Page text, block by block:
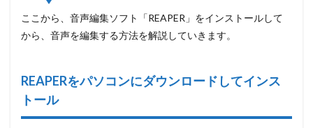
3.2
REAPER
の言語
REAPER
に動画
ここから、音声編集ソフト「REAPER」をインストールして
から、音声を編集する方法を解説していきます。
REAPERをパソコンにダウンロードしてインス
トール